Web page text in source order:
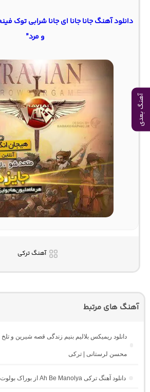
آهنگ بعدی
دانلود آهنگ جانا جانا ای جانا شرابی توک
و مرد”
آهنگ ترکی
آهنگ های مرتبط
دانلود ریمیکس بلالیم بنیم زندگی قصه شیرین و
محسن لرستانی | ترکی
دانلود آهنگ ترکی Ah Be Manolya از بوراک بولوت